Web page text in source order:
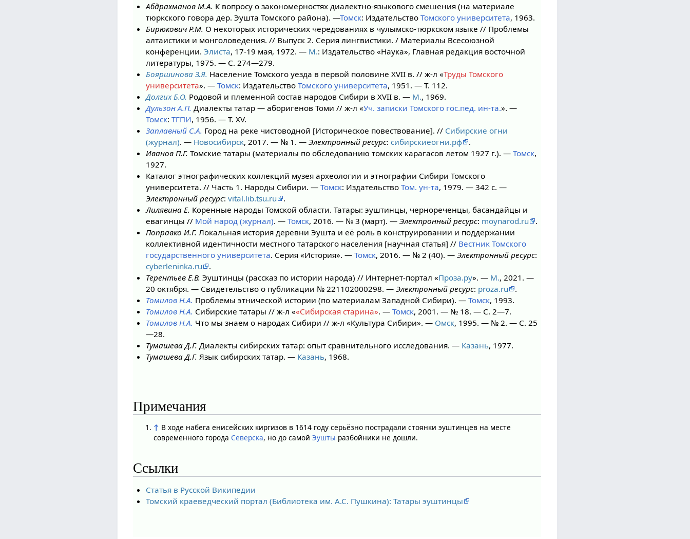
Абдрахманов М.А. К вопросу о закономерностях диалектно-языкового смешения (на материале
тюркского говора дер. Эушта Томского района). —Томск: Издательство Томского университета, 1963.
Бирюкович Р.М. О некоторых исторических чередованиях в чулымско-тюркском языке // Проблемы
алтаистики и монголоведения. // Выпуск 2. Серия лингвистики. / Материалы Всесоюзной
конференции. Элиста, 17-19 мая, 1972. — М.: Издательство «Наука», Главная редакция восточной
литературы, 1975. — С. 274—279.
Бояршинова З.Я. Население Томского уезда в первой половине XVII в. // ж-л «Труды Томского
университета». — Томск: Издательство Томского университета, 1951. — Т. 112.
Долгих Б.О. Родовой и племенной состав народов Сибири в XVII в. — М., 1969.
Дульзон А.П. Диалекты татар — аборигенов Томи // ж-л «Уч. записки Томского гос.пед. ин-та.». —
Томск: ТГПИ, 1956. — Т. XV.
Заплавный С.А. Город на реке чистоводной [Историческое повествование]. // Сибирские огни
(журнал). — Новосибирск, 2017. — № 1. — Электронный ресурс: сибирскиеогни.рф
.
Иванов П.Г. Томские татары (материалы по обследованию томских карагасов летом 1927 г.). — Томск,
1927.
Каталог этнографических коллекций музея археологии и этнографии Сибири Томского
университета. // Часть 1. Народы Сибири. — Томск: Издательство Том. ун-та, 1979. — 342 с. —
Электронный ресурс: vital.lib.tsu.ru
.
Лилявина Е. Коренные народы Томской области. Татары: эуштинцы, чернореченцы, басандайцы и
евагинцы // Мой народ (журнал). — Томск, 2016. — № 3 (март). — Электронный ресурс: moynarod.ru
.
Поправко И.Г. Локальная история деревни Эушта и её роль в конструировании и поддержании
коллективной идентичности местного татарского населения [научная статья] // Вестник Томского
государственного университета. Серия «История». — Томск, 2016. — № 2 (40). — Электронный ресурс:
cyberleninka.ru
.
Терентьев Е.В. Эуштинцы (рассказ по истории народа) // Интернет-портал «Проза.ру». — М., 2021. —
20 октября. — Свидетельство о публикации № 221102000298. — Электронный ресурс: proza.ru
.
Томилов Н.А. Проблемы этнической истории (по материалам Западной Сибири). — Томск, 1993.
Томилов Н.А. Сибирские татары // ж-л ««Сибирская старина». — Томск, 2001. — № 18. — С. 2—7.
Томилов Н.А. Что мы знаем о народах Сибири // ж-л «Культура Сибири». — Омск, 1995. — № 2. — С. 25
—28.
Тумашева Д.Г. Диалекты сибирских татар: опыт сравнительного исследования. — Казань, 1977.
Тумашева Д.Г. Язык сибирских татар. — Казань, 1968.
Примечания
↑ В ходе набега енисейских киргизов в 1614 году серьёзно пострадали стоянки эуштинцев на месте
современного городаСеверска, но до самойЭушты разбойники не дошли.
Ссылки
Статья в Русской Википедии
Томский краеведческий портал (Библиотека им. А.С. Пушкина): Татары эуштинцы